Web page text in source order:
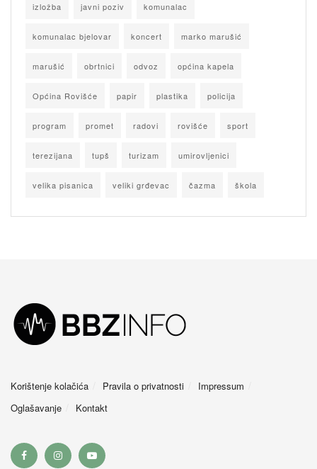
izložba javni poziv komunalac
komunalac bjelovar koncert marko marušić
marušić obrtnici odvoz općina kapela
Općina Rovišće papir plastika policija
program promet radovi rovišće sport
terezijana tupš turizam umirovljenici
velika pisanica veliki grđevac čazma škola
Korištenje kolačića Pravila o privatnosti
Impressum
Oglašavanje
Kontakt